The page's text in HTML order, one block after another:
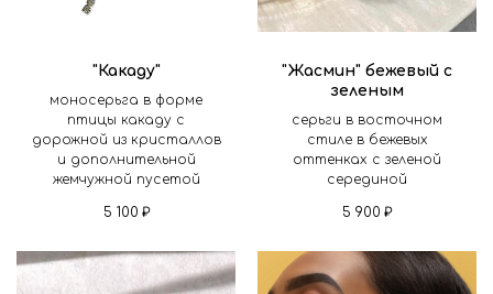
"Какаду"
моносерьга в форме
птицы какаду с
дорожной из кристаллов
и дополнительной
жемчужной пусетой
5 100 ₽
"Жасмин" бежевый с
зеленым
серьги в восточном
стиле в бежевых
оттенках с зеленой
серединой
5 900 ₽